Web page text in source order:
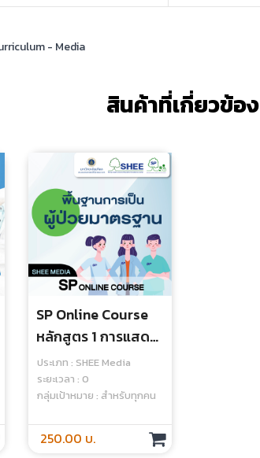
- Media
สินค้าที่เกี่ยวข้อง
SP Online Course
หลักสูตร 1 การแสดง
พื้นฐาน (basic
Acting) : Module 1
Becoming A
Standardized
Patient - Media
ประเภท : SHEE Media
ระยะเวลา : 0
กลุ่มเป้าหมาย : สำหรับทุกคน
250.00 บ.